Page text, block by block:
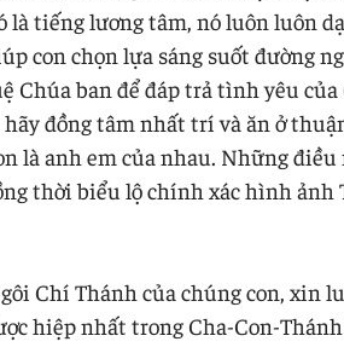
là tiếng lương tâm, nó luôn luôn
con chọn lựa sáng suốt đường
Chúa ban để đáp trả tình yêu
đồng tâm nhất trí và ăn ở
là anh em của nhau. Những
thời biểu lộ chính xác hình
Chí Thánh của chúng con, xin
hiệp nhất trong Cha-Con-